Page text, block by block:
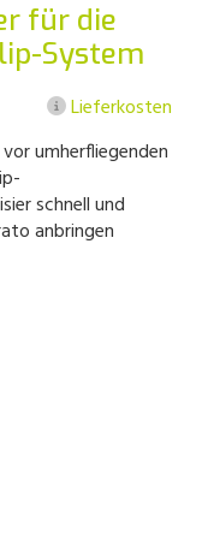
für die
System
Lieferkosten
umherfliegenden
schnell und
anbringen